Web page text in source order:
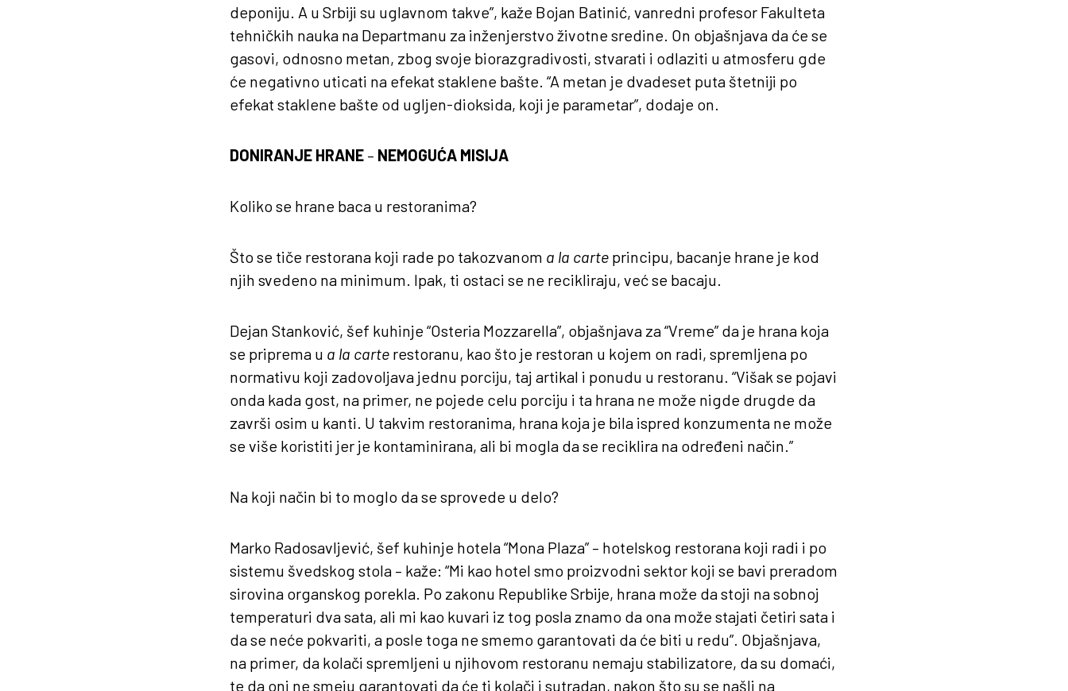
deponiju. A u Srbiji su uglavnom takve”, kaže Bojan Batinić, vanredni profesor Fakulteta
tehničkih nauka na Departmanu za inženjerstvo životne sredine. On objašnjava da će se
gasovi, odnosno metan, zbog svoje biorazgradivosti, stvarati i odlaziti u atmosferu gde
će negativno uticati na efekat staklene bašte. “A metan je dvadeset puta štetniji po
efekat staklene bašte od ugljen-dioksida, koji je parametar”, dodaje on.
DONIRANJE HRANE– NEMOGUĆA MISIJA
Koliko se hrane baca u restoranima?
Što se tiče restorana koji rade po takozvanom a la carteprincipu, bacanje hrane je kod
njih svedeno na minimum. Ipak, ti ostaci se ne recikliraju, već se bacaju.
Dejan Stanković, šef kuhinje “Osteria Mozzarella”, objašnjava za “Vreme” da je hrana koja
se priprema u a la carterestoranu, kao što je restoran u kojem on radi, spremljena po
normativu koji zadovoljava jednu porciju, taj artikal i ponudu u restoranu. “Višak se pojavi
onda kada gost, na primer, ne pojede celu porciju i ta hrana ne može nigde drugde da
završi osim u kanti. U takvim restoranima, hrana koja je bila ispred konzumenta ne može
se više koristiti jer je kontaminirana, ali bi mogla da se reciklira na određeni način.”
Na koji način bi to moglo da se sprovede u delo?
Marko Radosavljević, šef kuhinje hotela “Mona Plaza” – hotelskog restorana koji radi i po
sistemu švedskog stola – kaže: “Mi kao hotel smo proizvodni sektor koji se bavi preradom
sirovina organskog porekla. Po zakonu Republike Srbije, hrana može da stoji na sobnoj
temperaturi dva sata, ali mi kao kuvari iz tog posla znamo da ona može stajati četiri sata i
da se neće pokvariti, a posle toga ne smemo garantovati da će biti u redu”. Objašnjava,
na primer, da kolači spremljeni u njihovom restoranu nemaju stabilizatore, da su domaći,
te da oni ne smeju garantovati da će ti kolači i sutradan, nakon što su se našli na